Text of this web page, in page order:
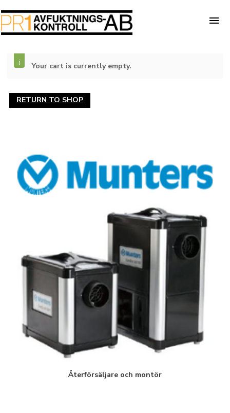
Your cart is currently empty.
RETURN TO SHOP
Återförsäljare och montör